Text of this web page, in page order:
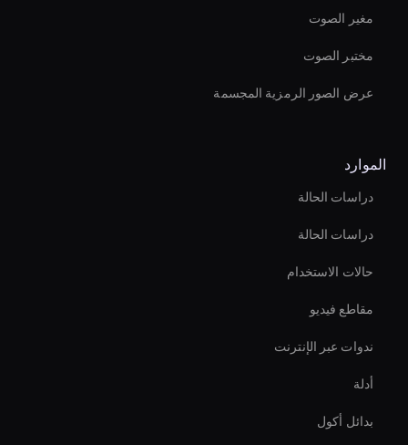
مغير الصوت
مختبر الصوت
عرض الصور الرمزية المجسمة
الموارد
دراسات الحالة
دراسات الحالة
حالات الاستخدام
مقاطع فيديو
ندوات عبر الإنترنت
أدلة
بدائل أكول